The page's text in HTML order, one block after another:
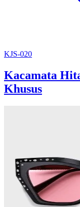
KJS-020
Kacamata
Khusus